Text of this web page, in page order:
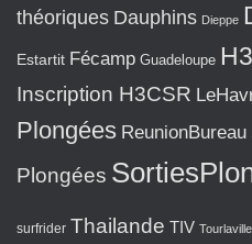
théoriques Dauphins Dieppe
Estartit Fécamp Guadeloupe
Inscription H3CSR
Plongées ReunionBureau
Plongées
surfrider Thailande TIV Tourlaville